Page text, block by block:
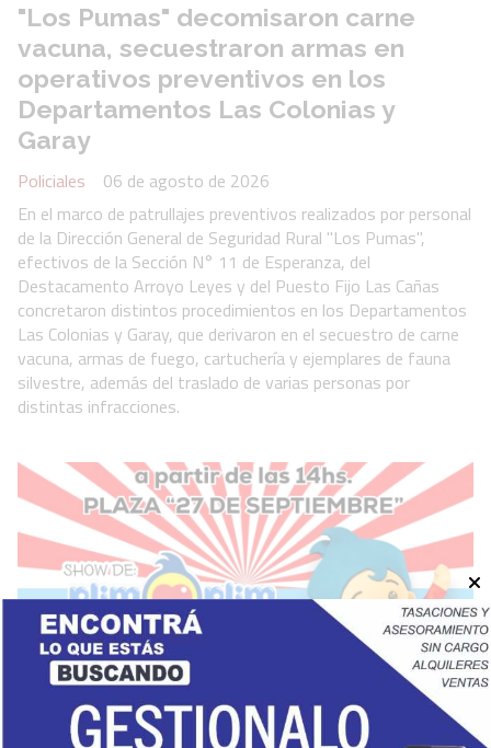
"Los Pumas" decomisaron carne
vacuna, secuestraron armas en
operativos preventivos en los
Departamentos Las Colonias y
Garay
Policiales
06 de agosto de 2026
En el marco de patrullajes preventivos realizados por personal
de la Dirección General de Seguridad Rural "Los Pumas",
efectivos de la Sección N° 11 de Esperanza, del
Destacamento Arroyo Leyes y del Puesto Fijo Las Cañas
concretaron distintos procedimientos en los Departamentos
Las Colonias y Garay, que derivaron en el secuestro de carne
vacuna, armas de fuego, cartuchería y ejemplares de fauna
silvestre, además del traslado de varias personas por
distintas infracciones.
En San Carlos Sud festejamos el Día